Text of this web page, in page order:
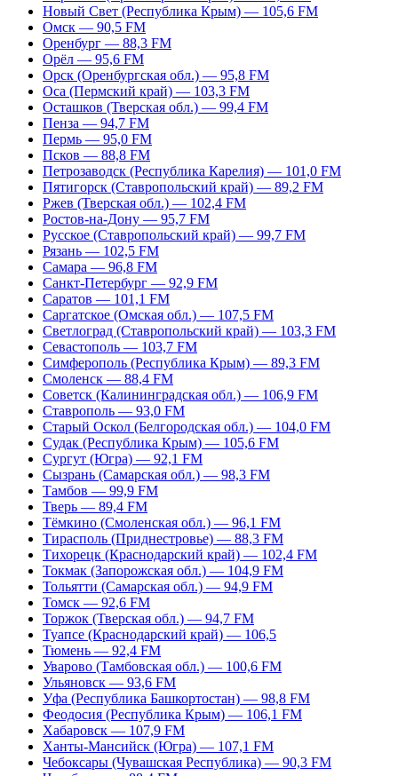
Новый Свет (Республика Крым) — 105,6 FM
Омск — 90,5 FM
Оренбург — 88,3 FM
Орёл — 95,6 FM
Орск (Оренбургская обл.) — 95,8 FM
Оса (Пермский край) — 103,3 FM
Осташков (Тверская обл.) — 99,4 FM
Пенза — 94,7 FM
Пермь — 95,0 FM
Псков — 88,8 FM
Петрозаводск (Республика Карелия) — 101,0 FM
Пятигорск (Ставропольский край) — 89,2 FM
Ржев (Тверская обл.) — 102,4 FM
Ростов-на-Дону — 95,7 FM
Русское (Ставропольский край) — 99,7 FM
Рязань — 102,5 FM
Самара — 96,8 FM
Санкт-Петербург — 92,9 FM
Саратов — 101,1 FM
Саргатское (Омская обл.) — 107,5 FM
Светлоград (Ставропольский край) — 103,3 FM
Севастополь — 103,7 FM
Симферополь (Республика Крым) — 89,3 FM
Смоленск — 88,4 FM
Советск (Калининградская обл.) — 106,9 FM
Ставрополь — 93,0 FM
Старый Оскол (Белгородская обл.) — 104,0 FM
Судак (Республика Крым) — 105,6 FM
Сургут (Югра) — 92,1 FM
Сызрань (Самарская обл.) — 98,3 FM
Тамбов — 99,9 FM
Тверь — 89,4 FM
Тёмкино (Смоленская обл.) — 96,1 FM
Тирасполь (Приднестровье) — 88,3 FM
Тихорецк (Краснодарский край) — 102,4 FM
Токмак (Запорожская обл.) — 104,9 FM
Тольятти (Самарская обл.) — 94,9 FM
Томск — 92,6 FM
Торжок (Тверская обл.) — 94,7 FM
Туапсе (Краснодарский край) — 106,5
Тюмень — 92,4 FM
Уварово (Тамбовская обл.) — 100,6 FM
Ульяновск — 93,6 FM
Уфа (Республика Башкортостан) — 98,8 FM
Феодосия (Республика Крым) — 106,1 FM
Хабаровск — 107,9 FM
Ханты-Мансийск (Югра) — 107,1 FM
Чебоксары (Чувашская Республика) — 90,3 FM